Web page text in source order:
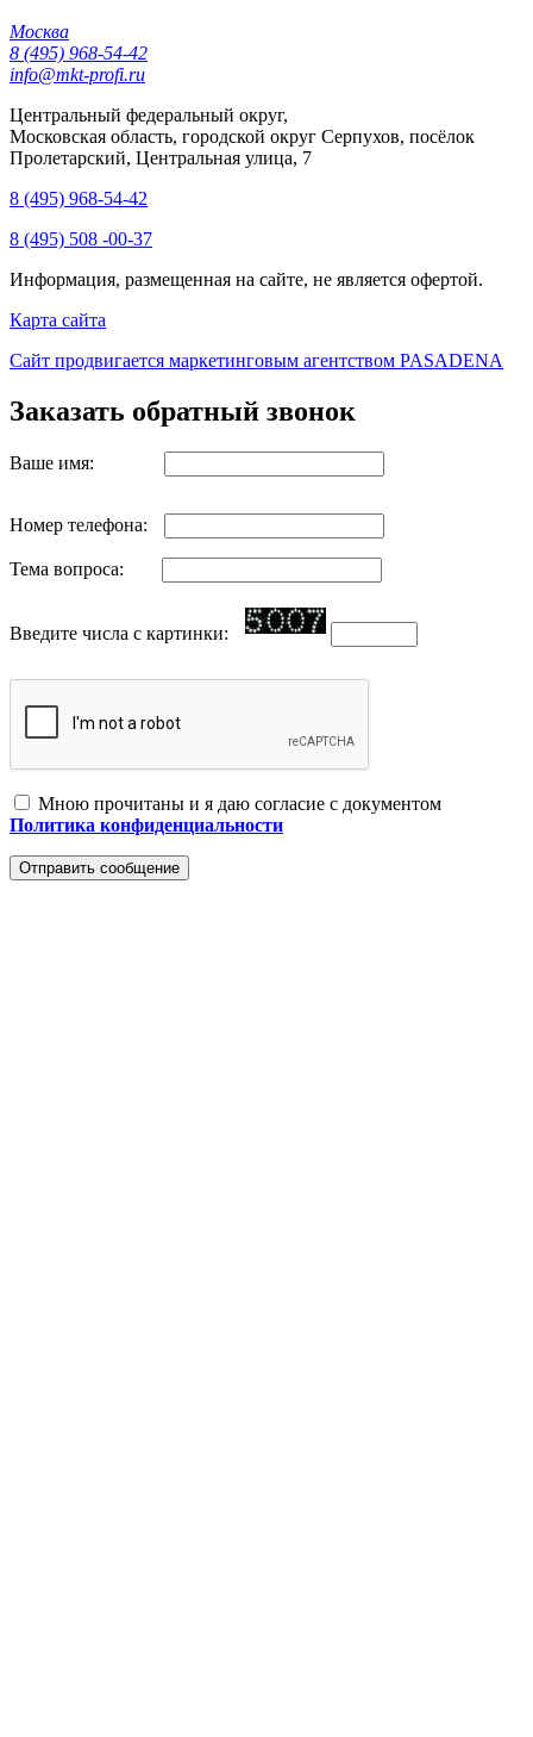
Москва
8 (495) 968-54-42
info@mkt-profi.ru
Центральный федеральный округ,
Московская область, городской округ Серпухов, посёлок
Пролетарский, Центральная улица, 7
8 (495) 968-54-42
8 (495) 508 -00-37
Информация, размещенная на сайте, не является офертой.
Карта сайта
Сайт продвигается маркетинговым агентством PASADENA
Заказать обратный звонок
Ваше имя:
Номер телефона:
Тема вопроса:
Введите числа с картинки:
Мною прочитаны и я даю согласие с документом
Политика конфиденциальности